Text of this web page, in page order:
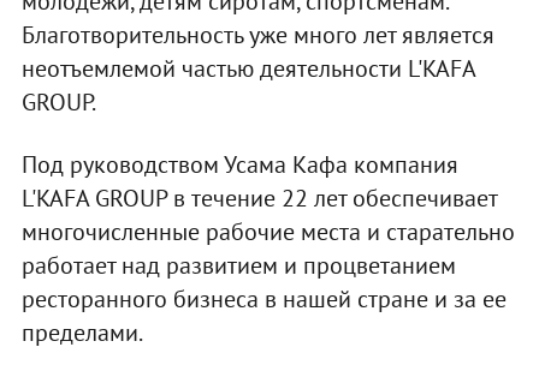
Благотворительность уже много лет является
неотъемлемой частью деятельности L'KAFA
GROUP.
Под руководством Усама Кафа компания
L'KAFA GROUP в течение 22 лет обеспечивает
многочисленные рабочие места и старательно
работает над развитием и процветанием
ресторанного бизнеса в нашей стране и за ее
пределами.